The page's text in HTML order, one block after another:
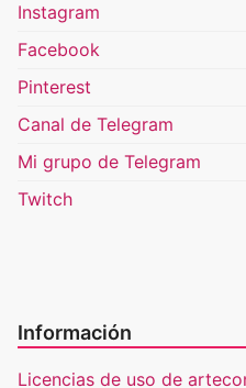
Instagram
Facebook
Pinterest
Canal de Telegram
Mi grupo de Telegram
Twitch
Información
Licencias de uso de